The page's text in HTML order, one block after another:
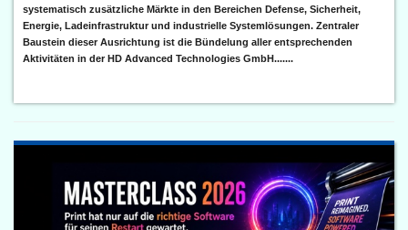
systematisch zusätzliche Märkte in den Bereichen Defense, Sicherheit,
Energie, Ladeinfrastruktur und industrielle Systemlösungen. Zentraler
Baustein dieser Ausrichtung ist die Bündelung aller entsprechenden
Aktivitäten in der HD Advanced Technologies GmbH.......